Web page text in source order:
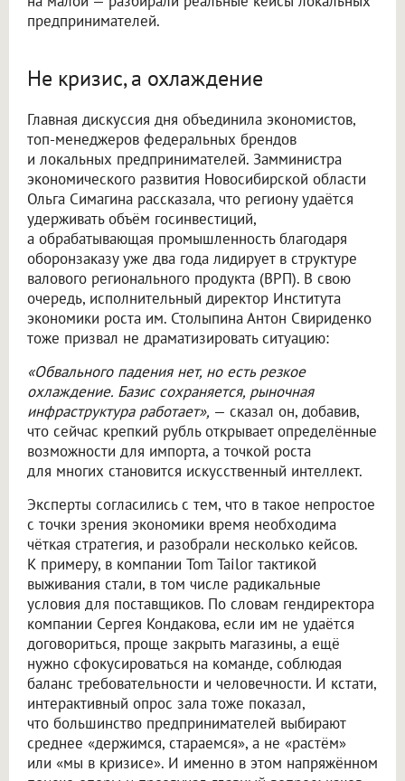
предпринимателей.
Не кризис, а охлаждение
Главная дискуссия дня объединила экономистов,
топ-менеджеров федеральных брендов
и локальных предпринимателей. Замминистра
экономического развития Новосибирской области
Ольга Симагина рассказала, что региону удаётся
удерживать объём госинвестиций,
а обрабатывающая промышленность благодаря
оборонзаказу уже два года лидирует в структуре
валового регионального продукта (ВРП). В свою
очередь, исполнительный директор Института
экономики роста им. Столыпина Антон Свириденко
тоже призвал не драматизировать ситуацию:
«Обвального падения нет, но есть резкое
охлаждение. Базис сохраняется, рыночная
инфраструктура работает», — сказал он, добавив,
что сейчас крепкий рубль открывает определённые
возможности для импорта, а точкой роста
для многих становится искусственный интеллект.
Эксперты согласились с тем, что в такое непростое
с точки зрения экономики время необходима
чёткая стратегия, и разобрали несколько кейсов.
К примеру, в компании Tom Tailor тактикой
выживания стали, в том числе радикальные
условия для поставщиков. По словам гендиректора
компании Сергея Кондакова, если им не удаётся
договориться, проще закрыть магазины, а ещё
нужно сфокусироваться на команде, соблюдая
баланс требовательности и человечности. И кстати,
интерактивный опрос зала тоже показал,
что большинство предпринимателей выбирают
среднее «держимся, стараемся», а не «растём»
или «мы в кризисе». И именно в этом напряжённом